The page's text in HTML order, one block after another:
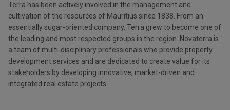
Terra has been actively involved in the management and
cultivation of the resources of Mauritius since 1838. From an
essentially sugar-oriented company, Terra grew to become one of
the leading and most respected groups in the region. Novaterra is
a team of multi-disciplinary professionals who provide property
development services and are dedicated to create value for its
stakeholders by developing innovative, market-driven and
integrated real estate projects.